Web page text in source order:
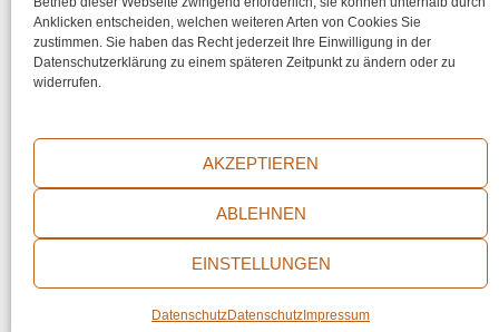
Anklicken entscheiden, welchen weiteren Arten von Cookies Sie
zustimmen. Sie haben das Recht jederzeit Ihre Einwilligung in der
Datenschutzerklärung zu einem späteren Zeitpunkt zu ändern oder zu
widerrufen.
AKZEPTIEREN
ABLEHNEN
EINSTELLUNGEN
DatenschutzDatenschutz Impressum
Impressum
Datenschutz
© 2026 thecircleofart | Powered byBR International
Consulting Services